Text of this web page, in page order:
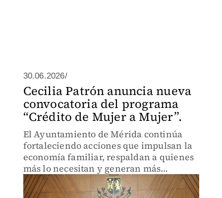
30.06.2026/
Cecilia Patrón anuncia nueva
convocatoria del programa
“Crédito de Mujer a Mujer”.
El Ayuntamiento de Mérida continúa
fortaleciendo acciones que impulsan la
economía familiar, respaldan a quienes
más lo necesitan y generan más
oportunidades para emprendedoras del
municipio